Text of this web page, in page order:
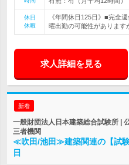
休日
休暇
《年間休日125日》■完全
曜出勤の可能性があります
求人詳細を見る
新着
一般財団法人日本建築総合試験所 |
三者機関
≪吹田/池田≫建築関連の【試
日